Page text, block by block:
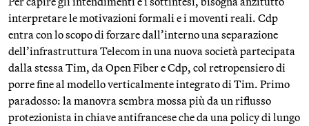
interpretare le motivazioni formali e i moventi reali. Cdp
entra con lo scopo di forzare dall’interno una separazione
dell’infrastruttura Telecom in una nuova società partecipata
dalla stessa Tim, da Open Fiber e Cdp, col retropensiero di
porre fine al modello verticalmente integrato di Tim. Primo
paradosso: la manovra sembra mossa più da un riflusso
protezionista in chiave antifrancese che da una policy di lungo